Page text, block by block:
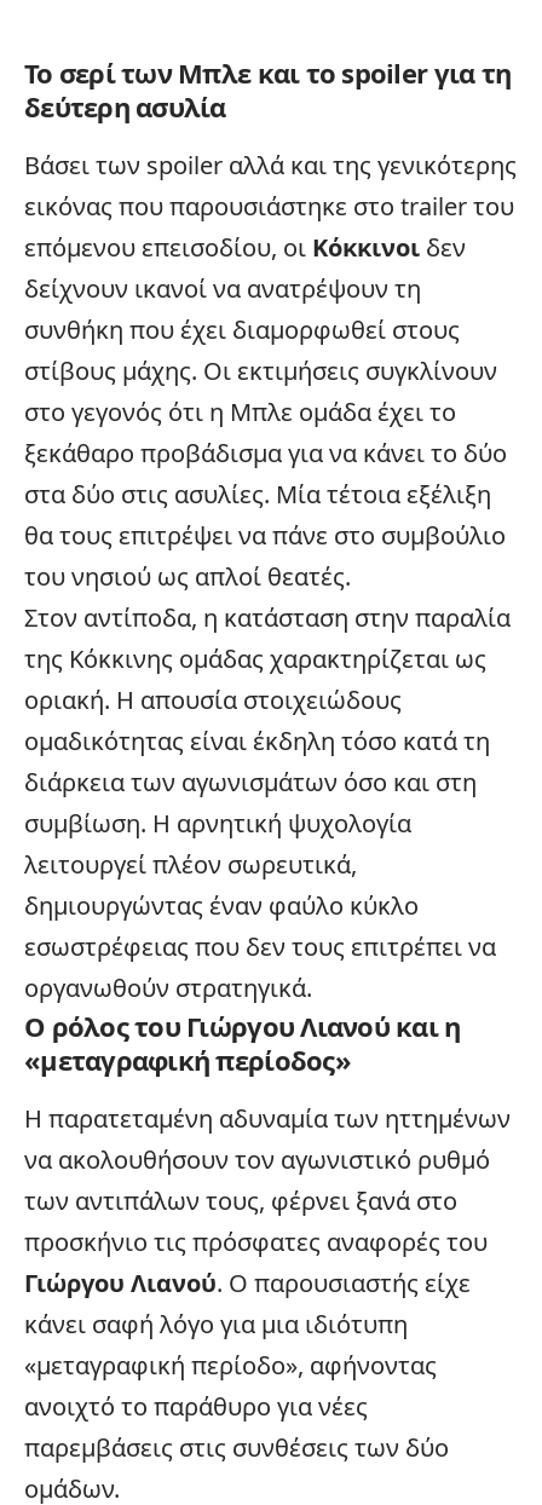
Το σερί των Μπλε και το spoiler για τη
δεύτερη ασυλία
Βάσει των spoiler αλλά και της γενικότερης
εικόνας που παρουσιάστηκε στο trailerτου
επόμενου επεισοδίου, οι Κόκκινοι δεν
δείχνουν ικανοί να ανατρέψουν τη
συνθήκη που έχει διαμορφωθεί στους
στίβους μάχης. Οι εκτιμήσεις συγκλίνουν
στο γεγονός ότι η Μπλε ομάδα έχει το
ξεκάθαρο προβάδισμα για να κάνει το δύο
στα δύο στις ασυλίες. Μία τέτοια εξέλιξη
θα τους επιτρέψει να πάνε στο συμβούλιο
του νησιού ως απλοί θεατές.
Στον αντίποδα, η κατάσταση στην παραλία
της Κόκκινης ομάδας χαρακτηρίζεται ως
οριακή. Η απουσία στοιχειώδους
ομαδικότητας είναι έκδηλη τόσο κατά τη
διάρκεια των αγωνισμάτων όσο και στη
συμβίωση. Η αρνητική ψυχολογία
λειτουργεί πλέον σωρευτικά,
δημιουργώντας έναν φαύλο κύκλο
εσωστρέφειας που δεν τους επιτρέπει να
οργανωθούν στρατηγικά.
Ο ρόλος του Γιώργου Λιανού και η
«μεταγραφική περίοδος»
Η παρατεταμένη αδυναμία των ηττημένων
να ακολουθήσουν τον αγωνιστικό ρυθμό
των αντιπάλων τους, φέρνει ξανά στο
προσκήνιο τις πρόσφατες αναφορές του
Γιώργου Λιανού. Ο παρουσιαστής είχε
κάνει σαφή λόγο για μια ιδιότυπη
«μεταγραφική περίοδο», αφήνοντας
ανοιχτό το παράθυρο για νέες
παρεμβάσεις στις συνθέσεις των δύο
ομάδων.